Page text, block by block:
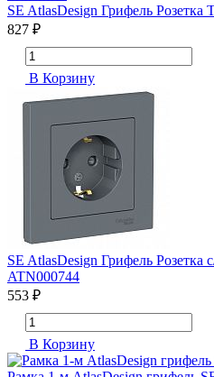
SE AtlasDesign Грифель
827 ₽
В Корзину
SE AtlasDesign Грифель Розетка
ATN000744
553 ₽
В Корзину